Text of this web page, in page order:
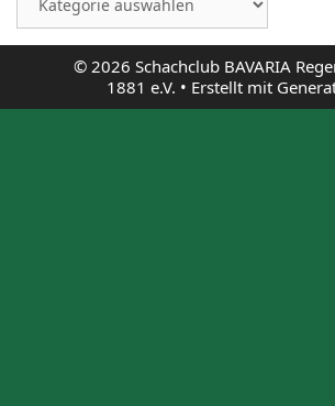
Kategorien
© 2026 Schachclub BAVARIA
1881 e.V. • Erstellt mit